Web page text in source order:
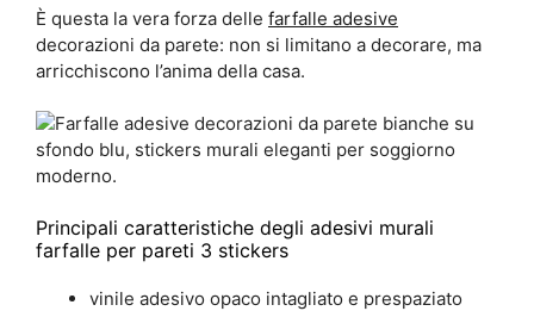
È questa la vera forza delle farfalle adesive
decorazioni da parete: non si limitano a decorare, ma
arricchiscono l’anima della casa.
Principali caratteristiche degli adesivi murali
farfalle per pareti 3 stickers
vinile adesivo opaco intagliato e prespaziato